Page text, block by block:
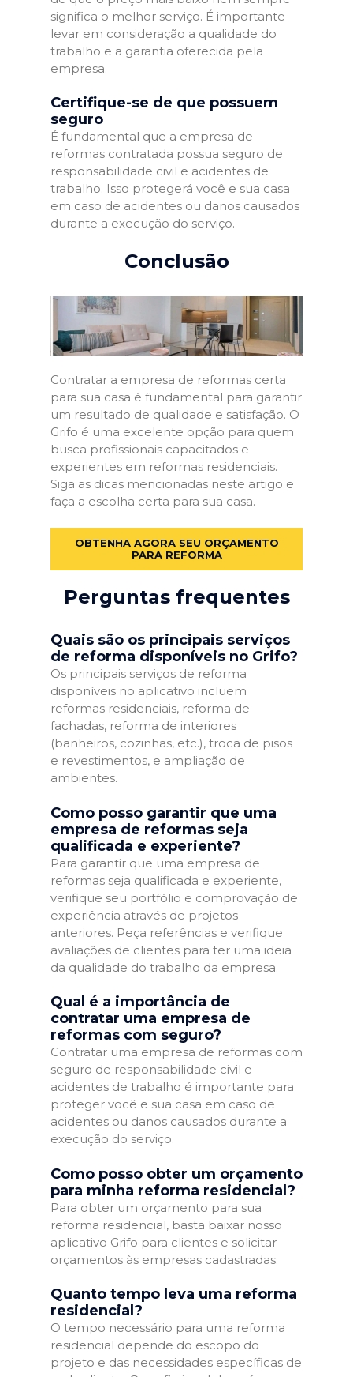
significa o melhor serviço. É importante
levar em consideração a qualidade do
trabalho e a garantia oferecida pela
empresa.
Certifique-se de que possuem
seguro
É fundamental que a empresa de
reformas contratada possua seguro de
responsabilidade civil e acidentes de
trabalho. Isso protegerá você e sua casa
em caso de acidentes ou danos causados
durante a execução do serviço.
Conclusão
Contratar a empresa de reformas certa
para sua casa é fundamental para garantir
um resultado de qualidade e satisfação. O
Grifo é uma excelente opção para quem
busca profissionais capacitados e
experientes em reformas residenciais.
Siga as dicas mencionadas neste artigo e
faça a escolha certa para sua casa.
OBTENHA AGORA SEU ORÇAMENTO
PARA REFORMA
Perguntas frequentes
Quais são os principais serviços
de reforma disponíveis no Grifo?
Os principais serviços de reforma
disponíveis no aplicativo incluem
reformas residenciais, reforma de
fachadas, reforma de interiores
(banheiros, cozinhas, etc.), troca de pisos
e revestimentos, e ampliação de
ambientes.
Como posso garantir que uma
empresa de reformas seja
qualificada e experiente?
Para garantir que uma empresa de
reformas seja qualificada e experiente,
verifique seu portfólio e comprovação de
experiência através de projetos
anteriores. Peça referências e verifique
avaliações de clientes para ter uma ideia
da qualidade do trabalho da empresa.
Qual é a importância de
contratar uma empresa de
reformas com seguro?
Contratar uma empresa de reformas com
seguro de responsabilidade civil e
acidentes de trabalho é importante para
proteger você e sua casa em caso de
acidentes ou danos causados durante a
execução do serviço.
Como posso obter um orçamento
para minha reforma residencial?
Para obter um orçamento para sua
reforma residencial, basta baixar nosso
aplicativo Grifo para clientes e solicitar
orçamentos às empresas cadastradas.
Quanto tempo leva uma reforma
residencial?
O tempo necessário para uma reforma
residencial depende do escopo do
projeto e das necessidades específicas de